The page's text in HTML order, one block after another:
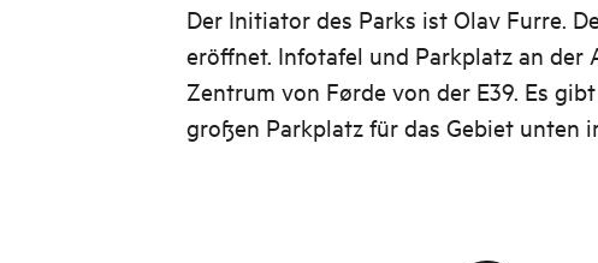
Der Initiator des Parks ist Olav Furre.
eröffnet. Infotafel und Parkplatz an der
Zentrum von Førde von der E39. Es
großen Parkplatz für das Gebiet unten